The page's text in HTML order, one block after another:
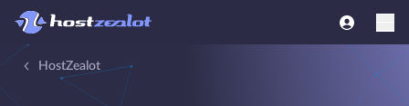
HostZealot